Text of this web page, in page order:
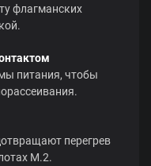
флагманских
питания, чтобы
перегрев
M.2.